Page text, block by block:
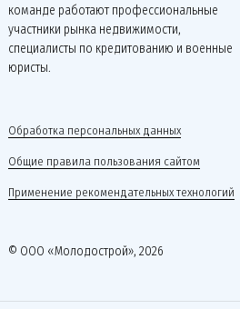
команде работают профессиональные
участники рынка недвижимости,
специалисты по кредитованию и военные
юристы.
Обработка персональных данных
Общие правила пользования сайтом
Применение рекомендательных технологий
© ООО «Молодострой», 2026